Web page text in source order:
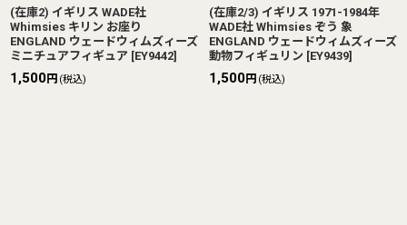
(在庫2) イギリス WADE社
Whimsies キリン お座り
ENGLAND ウェードウィムズィーズ
ミニチュアフィギュア [EY9442]
1,500円 (税込)
(在庫2/3) イギリス 1971-1984年
WADE社 Whimsies ぞう 象
ENGLAND ウェードウィムズィーズ
動物フィギュリン [EY9439]
1,500円 (税込)